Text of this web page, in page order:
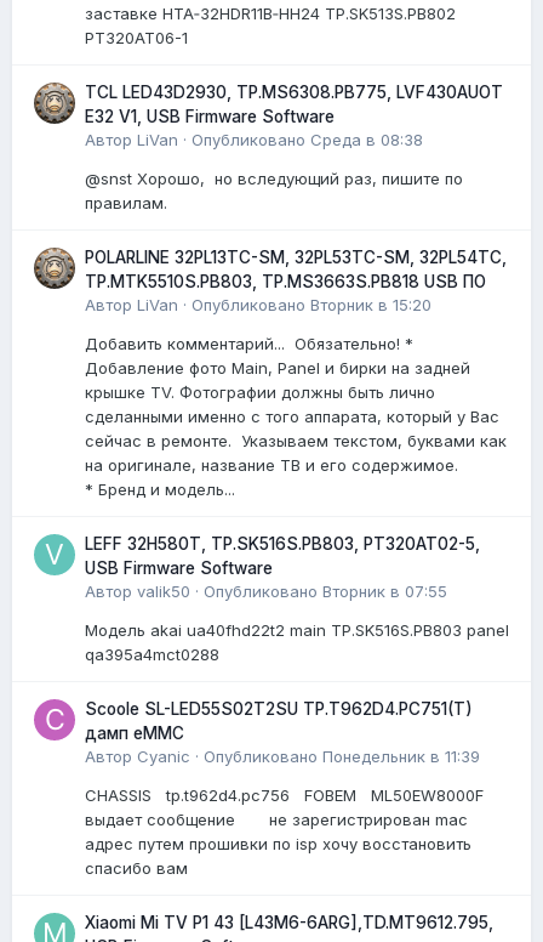
заставке HTA‑32HDR11B‑HH24 TP.SK513S.PB802
PT320AT06-1
TCL LED43D2930, TP.MS6308.PB775, LVF430AUOT
E32 V1, USB Firmware Software
Автор LiVan · Опубликовано Среда в 08:38
@snst Хорошо, но вследующий раз, пишите по
правилам.
POLARLINE 32PL13TC-SM, 32PL53TC-SM, 32PL54TC,
TP.MTK5510S.PB803, TP.MS3663S.PB818 USB ПО
Автор LiVan · Опубликовано Вторник в 15:20
Добавить комментарий... Обязательно! *
Добавление фото Main, Panel и бирки на задней
крышке TV. Фотографии должны быть лично
сделанными именно с того аппарата, который у Вас
сейчас в ремонте. Указываем текстом, буквами как
на оригинале, название ТВ и его содержимое.
* Бренд и модель...
LEFF 32H580T, TP.SK516S.PB803, PT320AT02-5,
USB Firmware Software
Автор valik50 · Опубликовано Вторник в 07:55
Модель akai ua40fhd22t2 main TP.SK516S.PB803 panel
qa395a4mct0288
Scoole SL-LED55S02T2SU TP.T962D4.PC751(T)
дамп eMMC
Автор Cyanic · Опубликовано Понедельник в 11:39
CHASSIS tp.t962d4.pc756 FOBEM ML50EW8000F
выдает сообщение не зарегистрирован mac
адрес путем прошивки по isp хочу восстановить
спасибо вам
Xiaomi Mi TV P1 43 [L43M6-6ARG],TD.MT9612.795,